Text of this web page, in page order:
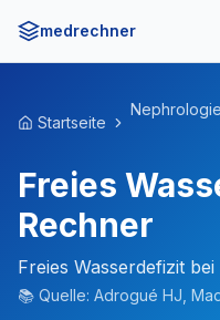
medrechner
Startseite
Nephrologie
Freies
Rechner
Freies Wasserdefizit
📚 Quelle: Adrogué HJ,